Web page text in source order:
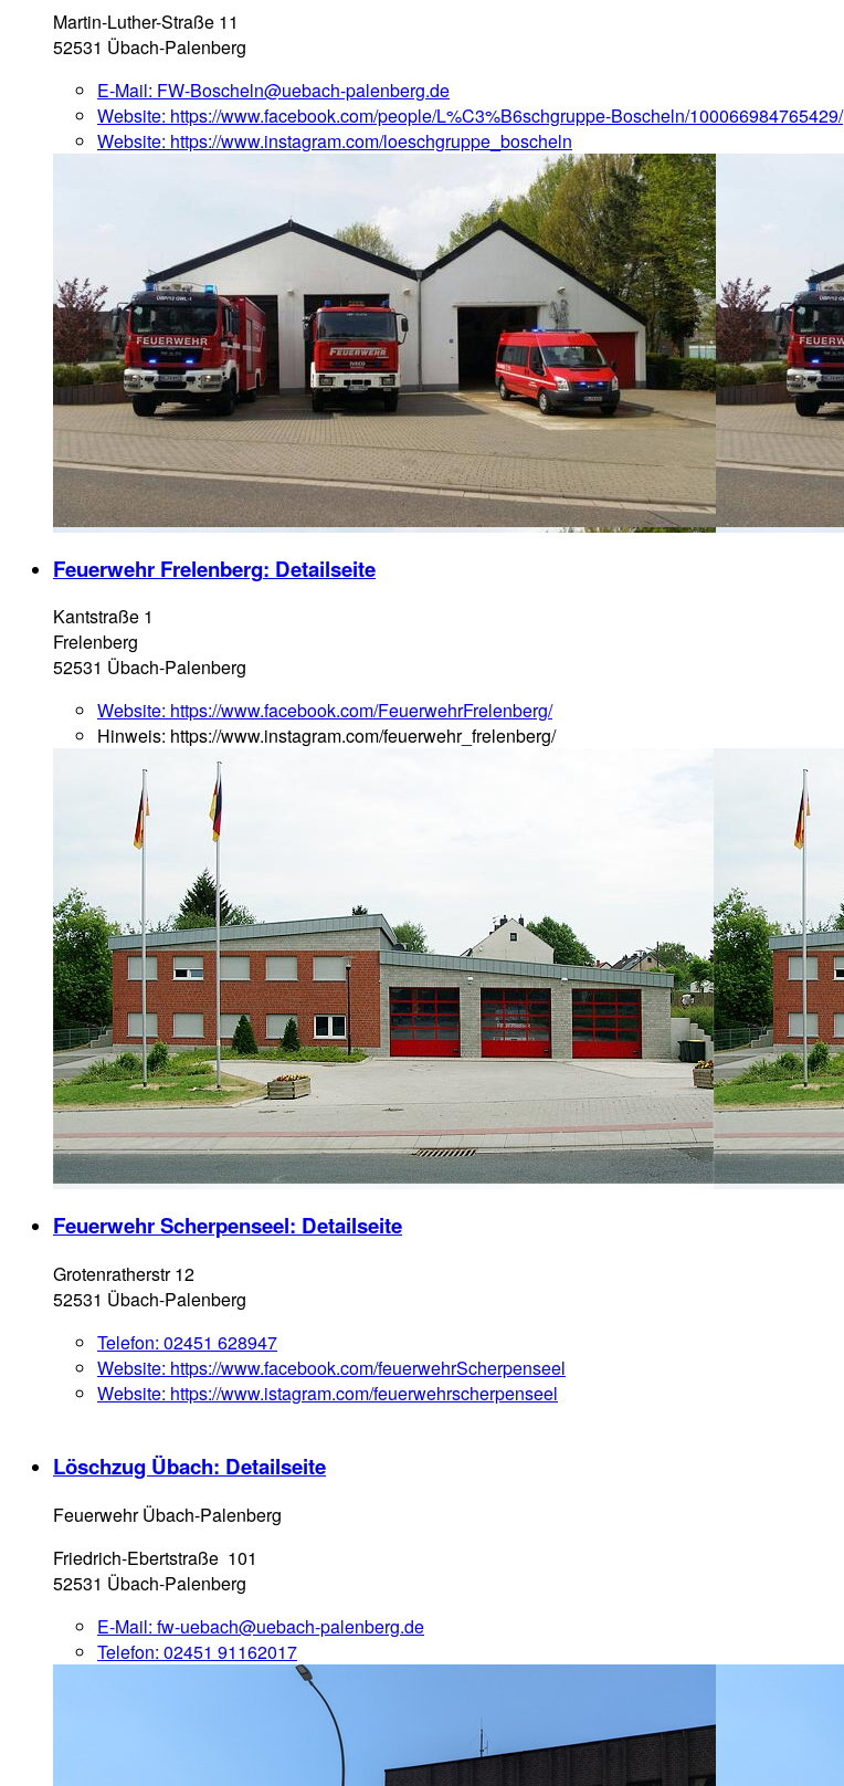
Martin-Luther-Straße 11
52531 Übach-Palenberg
E-Mail: FW-Boscheln@uebach-palenberg.de
Website: https://www.facebook.com/people/L%C3%B6schgruppe-Boscheln/100066984765429/
Website: https://www.instagram.com/loeschgruppe_boscheln
Feuerwehr Frelenberg: Detailseite
Kantstraße 1
Frelenberg
52531 Übach-Palenberg
Website: https://www.facebook.com/FeuerwehrFrelenberg/
Hinweis: https://www.instagram.com/feuerwehr_frelenberg/
Feuerwehr Scherpenseel: Detailseite
Grotenratherstr 12
52531 Übach-Palenberg
Telefon: 02451 628947
Website: https://www.facebook.com/feuerwehrScherpenseel
Website: https://www.istagram.com/feuerwehrscherpenseel
Löschzug Übach: Detailseite
Feuerwehr Übach-Palenberg
Friedrich-Ebertstraße 101
52531 Übach-Palenberg
E-Mail: fw-uebach@uebach-palenberg.de
Telefon: 02451 91162017